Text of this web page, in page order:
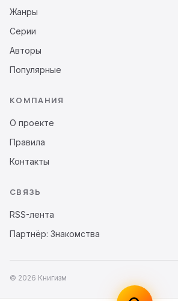
Жанры
Серии
Авторы
Популярные
КОМПАНИЯ
О проекте
Правила
Контакты
СВЯЗЬ
RSS-лента
Партнёр: Знакомства
© 2026 Книгизм